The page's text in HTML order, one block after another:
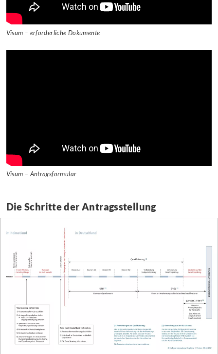
Visum – erforderliche Dokumente
Visum – Antragsformular
Die Schritte der Antragsstellung